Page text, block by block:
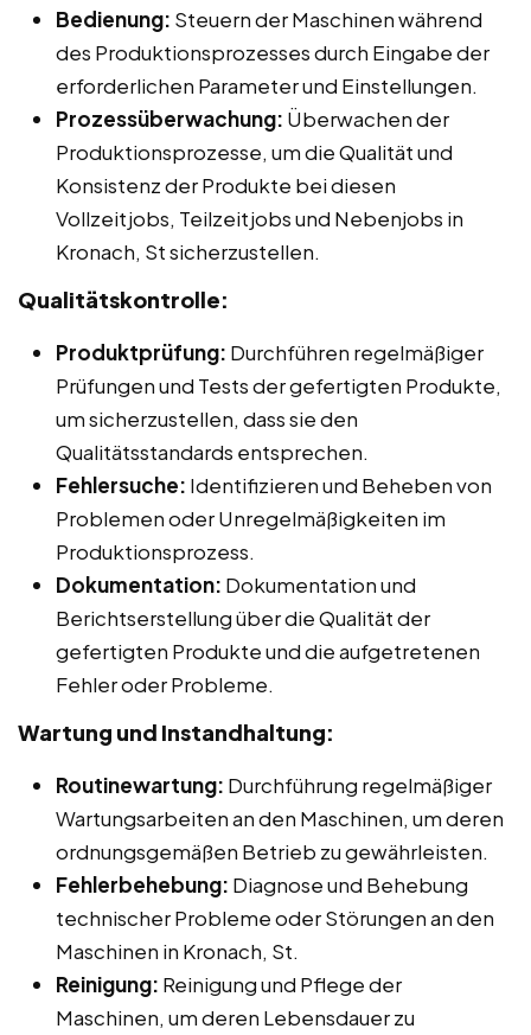
Bedienung: Steuern der Maschinen während
des Produktionsprozesses durch Eingabe der
erforderlichen Parameter und Einstellungen.
Prozessüberwachung: Überwachen der
Produktionsprozesse, um die Qualität und
Konsistenz der Produkte bei diesen
Vollzeitjobs, Teilzeitjobs und Nebenjobs in
Kronach, St sicherzustellen.
Qualitätskontrolle:
Produktprüfung: Durchführen regelmäßiger
Prüfungen und Tests der gefertigten Produkte,
um sicherzustellen, dass sie den
Qualitätsstandards entsprechen.
Fehlersuche: Identifizieren und Beheben von
Problemen oder Unregelmäßigkeiten im
Produktionsprozess.
Dokumentation: Dokumentation und
Berichtserstellung über die Qualität der
gefertigten Produkte und die aufgetretenen
Fehler oder Probleme.
Wartung und Instandhaltung:
Routinewartung: Durchführung regelmäßiger
Wartungsarbeiten an den Maschinen, um deren
ordnungsgemäßen Betrieb zu gewährleisten.
Fehlerbehebung: Diagnose und Behebung
technischer Probleme oder Störungen an den
Maschinen in Kronach, St.
Reinigung: Reinigung und Pflege der
Maschinen, um deren Lebensdauer zu